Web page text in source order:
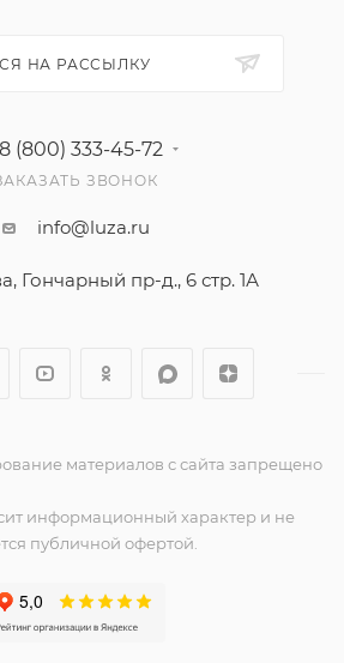
НА РАССЫЛКУ
8 (800) 333-45-72
ЗВОНОК
info@luza.ru
Гончарный пр-д., 6 стр. 1А
материалов с сайта запрещено
информационный характер и не
публичной офертой.